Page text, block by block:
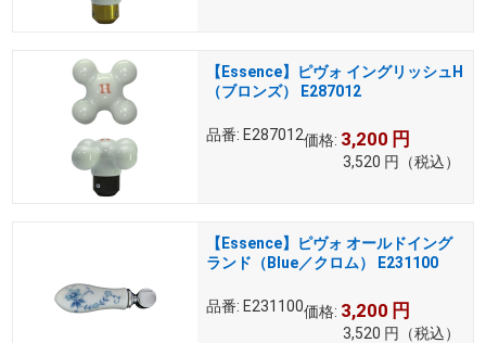
【Essence】ピヴォ イングリッシュH
（ブロンズ） E287012
品番: E287012価格: 3,200 円
3,520 円 （税込）
【Essence】ピヴォ オールドイング
ランド（Blue／クロム） E231100
品番: E231100価格: 3,200 円
3,520 円 （税込）